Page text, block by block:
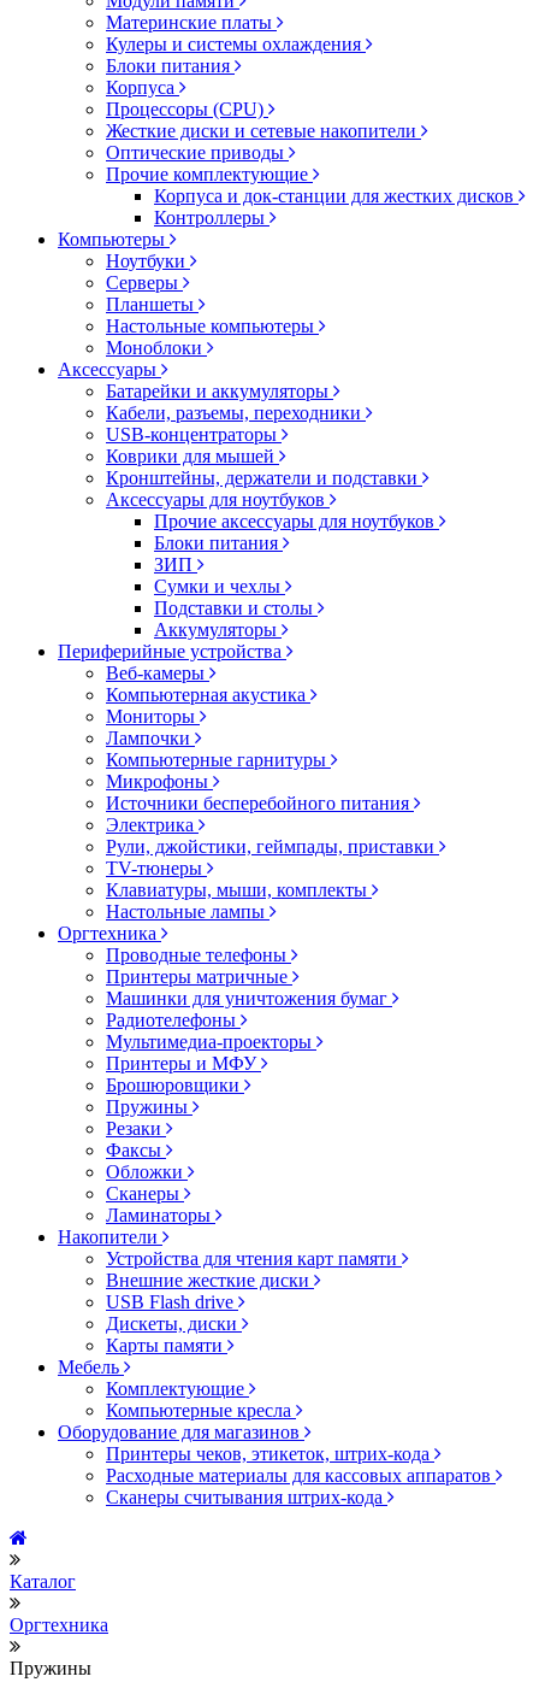
Материнские платы
Кулеры и системы охлаждения
Блоки питания
Корпуса
Процессоры (CPU)
Жесткие диски и сетевые накопители
Оптические приводы
Прочие комплектующие
Корпуса и док-станции для жестких дисков
Контроллеры
Компьютеры
Ноутбуки
Серверы
Планшеты
Настольные компьютеры
Моноблоки
Аксессуары
Батарейки и аккумуляторы
Кабели, разъемы, переходники
USB-концентраторы
Коврики для мышей
Кронштейны, держатели и подставки
Аксессуары для ноутбуков
Прочие аксессуары для ноутбуков
Блоки питания
ЗИП
Сумки и чехлы
Подставки и столы
Аккумуляторы
Периферийные устройства
Веб-камеры
Компьютерная акустика
Мониторы
Лампочки
Компьютерные гарнитуры
Микрофоны
Источники бесперебойного питания
Электрика
Рули, джойстики, геймпады, приставки
TV-тюнеры
Клавиатуры, мыши, комплекты
Настольные лампы
Оргтехника
Проводные телефоны
Принтеры матричные
Машинки для уничтожения бумаг
Радиотелефоны
Мультимедиа-проекторы
Принтеры и МФУ
Брошюровщики
Пружины
Резаки
Факсы
Обложки
Сканеры
Ламинаторы
Накопители
Устройства для чтения карт памяти
Внешние жесткие диски
USB Flash drive
Дискеты, диски
Карты памяти
Мебель
Комплектующие
Компьютерные кресла
Оборудование для магазинов
Принтеры чеков, этикеток, штрих-кода
Расходные материалы для кассовых аппаратов
Сканеры считывания штрих-кода
Каталог
Оргтехника
Пружины